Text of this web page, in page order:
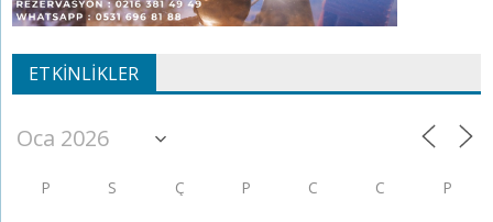
ETKINLIKLER
P S Ç P C C P